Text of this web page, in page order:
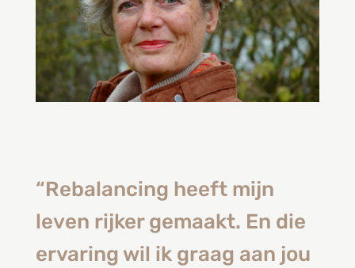
“Rebalancing heeft mijn
leven rijker gemaakt. En die
ervaring wil ik graag aan jou